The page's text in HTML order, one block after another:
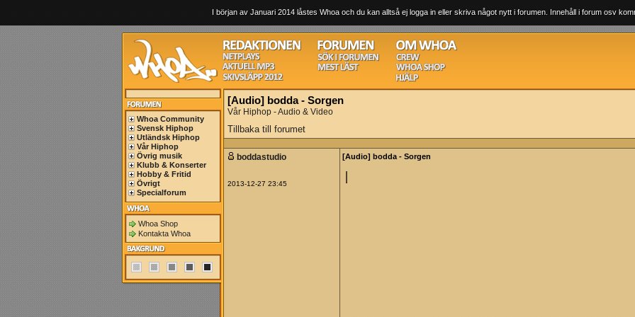
I början av Januari 2014 låstes Whoa och du kan alltså ej logga in eller skriva något nytt i forumen. Innehåll i forum osv
Whoa Community
Svensk Hiphop
Utländsk Hiphop
Vår Hiphop
Övrig musik
Klubb & Konserter
Hobby & Fritid
Övrigt
Specialforum
Whoa Shop
Kontakta Whoa
[Audio] bodda - Sorgen
Vår Hiphop - Audio & Video
Tillbaka till forumet
boddastudio
2013-12-27 23:45
[Audio] bodda - Sorgen